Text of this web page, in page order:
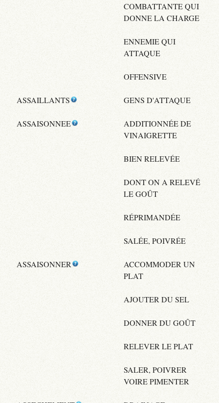
COMBATTANTE QUI
DONNE LA CHARGE
ENNEMIE QUI
ATTAQUE
OFFENSIVE
ASSAILLANTS GENS D'ATTAQUE
ASSAISONNEE
ADDITIONNÉE DE
VINAIGRETTE
BIEN RELEVÉE
DONT ON A RELEVÉ
LE GOÛT
RÉPRIMANDÉE
SALÉE, POIVRÉE
ASSAISONNER
ACCOMMODER UN
PLAT
AJOUTER DU SEL
DONNER DU GOÛT
RELEVER LE PLAT
SALER, POIVRER
VOIRE PIMENTER